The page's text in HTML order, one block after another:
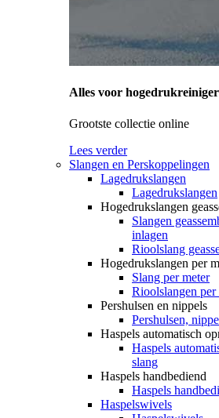
Alles voor
Grootste collectie online
Lees verder
Slangen en Perskoppelingen
Lagedrukslangen
Lagedrukslangen
Hogedrukslangen
Slangen
inlagen
Rioolslang
Hogedrukslangen per
Slang per meter
Rioolslangen per
Pershulsen en nippels
Pershulsen,
Haspels automatisch
Haspels
slang
Haspels handbediend
Haspels
Haspelswivels